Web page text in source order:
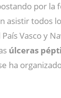
por
asistir todos
Vasco y
úlceras
ha